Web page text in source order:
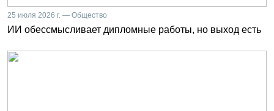
25 июля 2026 г. — Общество
ИИ обессмысливает дипломные работы, но выход есть